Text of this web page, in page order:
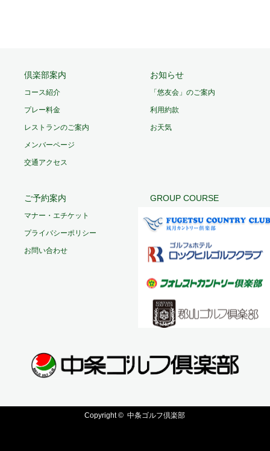
倶楽部案内
コース紹介
プレー料金
レストランのご案内
メンバーページ
交通アクセス
お知らせ
「悠友会」のご案内
利用約款
お天気
ご予約案内
マナー・エチケット
プライバシーポリシー
お問い合わせ
GROUP COURSE
Copyright ©中条ゴルフ倶楽部